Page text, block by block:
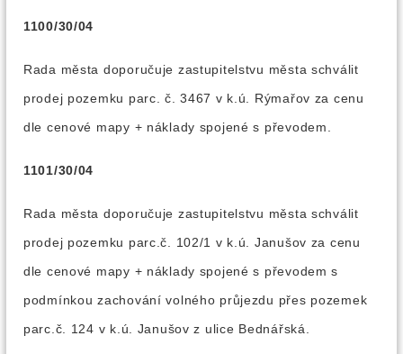
1100/30/04
Rada města doporučuje zastupitelstvu města schválit
prodej pozemku parc. č. 3467 v k.ú. Rýmařov za cenu
dle cenové mapy + náklady spojené s převodem.
1101/30/04
Rada města doporučuje zastupitelstvu města schválit
prodej pozemku parc.č. 102/1 v k.ú. Janušov za cenu
dle cenové mapy + náklady spojené s převodem s
podmínkou zachování volného průjezdu přes pozemek
parc.č. 124 v k.ú. Janušov z ulice Bednářská.